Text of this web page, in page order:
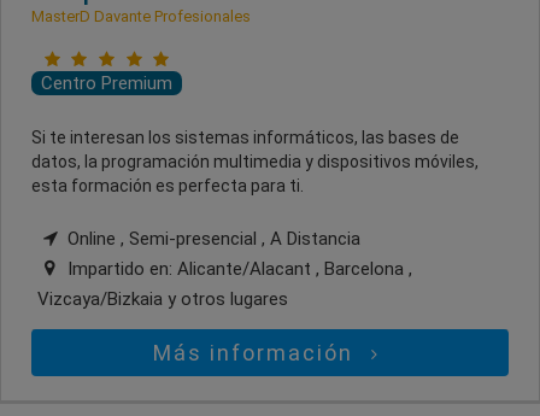
MasterD Davante Profesionales
Centro Premium
Si te interesan los sistemas informáticos, las bases de
datos, la programación multimedia y dispositivos móviles,
esta formación es perfecta para ti.
Online , Semi-presencial , A Distancia
Impartido en: Alicante/Alacant , Barcelona ,
Vizcaya/Bizkaia y otros lugares
Más información